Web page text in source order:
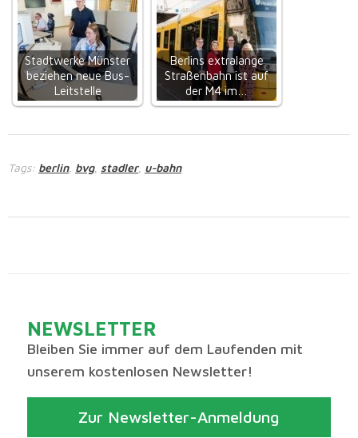
Stadtwerke Münster
beziehen neue Bus-
Leitstelle
Berlins extralange
Straßenbahn ist auf
der M4 im…
Tags: berlin, bvg, stadler, u-bahn
NEWSLETTER
Bleiben Sie immer auf dem Laufenden mit
unserem kostenlosen Newsletter!
Zur Newsletter-Anmeldung